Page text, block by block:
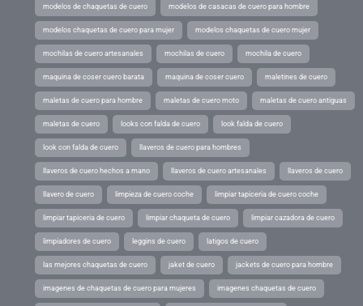
modelos de chaquetas de cuero modelos de casacas de cuero para hombre
modelos chaquetas de cuero para mujer modelos chaquetas de cuero mujer
mochilas de cuero artesanales mochilas de cuero mochila de cuero
maquina de coser cuero barata maquina de coser cuero maletines de cuero
maletas de cuero para hombre maletas de cuero moto maletas de cuero antiguas
maletas de cuero looks con falda de cuero look falda de cuero
look con falda de cuero llaveros de cuero para hombres
llaveros de cuero hechos a mano llaveros de cuero artesanales llaveros de cuero
llavero de cuero limpieza de cuero coche limpiar tapiceria de cuero coche
limpiar tapiceria de cuero limpiar chaqueta de cuero limpiar cazadora de cuero
limpiadores de cuero leggins de cuero latigos de cuero
las mejores chaquetas de cuero jaket de cuero jackets de cuero para hombre
imagenes de chaquetas de cuero para mujeres imagenes chaquetas de cuero